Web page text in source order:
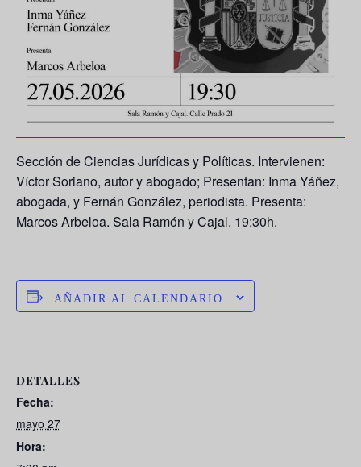
Sección de Ciencias Jurídicas y Políticas. Intervienen:
Víctor Soriano, autor y abogado; Presentan: Inma Yáñez,
abogada, y Fernán González, periodista. Presenta:
Marcos Arbeloa. Sala Ramón y Cajal. 19:30h.
AÑADIR AL CALENDARIO
DETALLES
Fecha:
mayo 27
Hora: